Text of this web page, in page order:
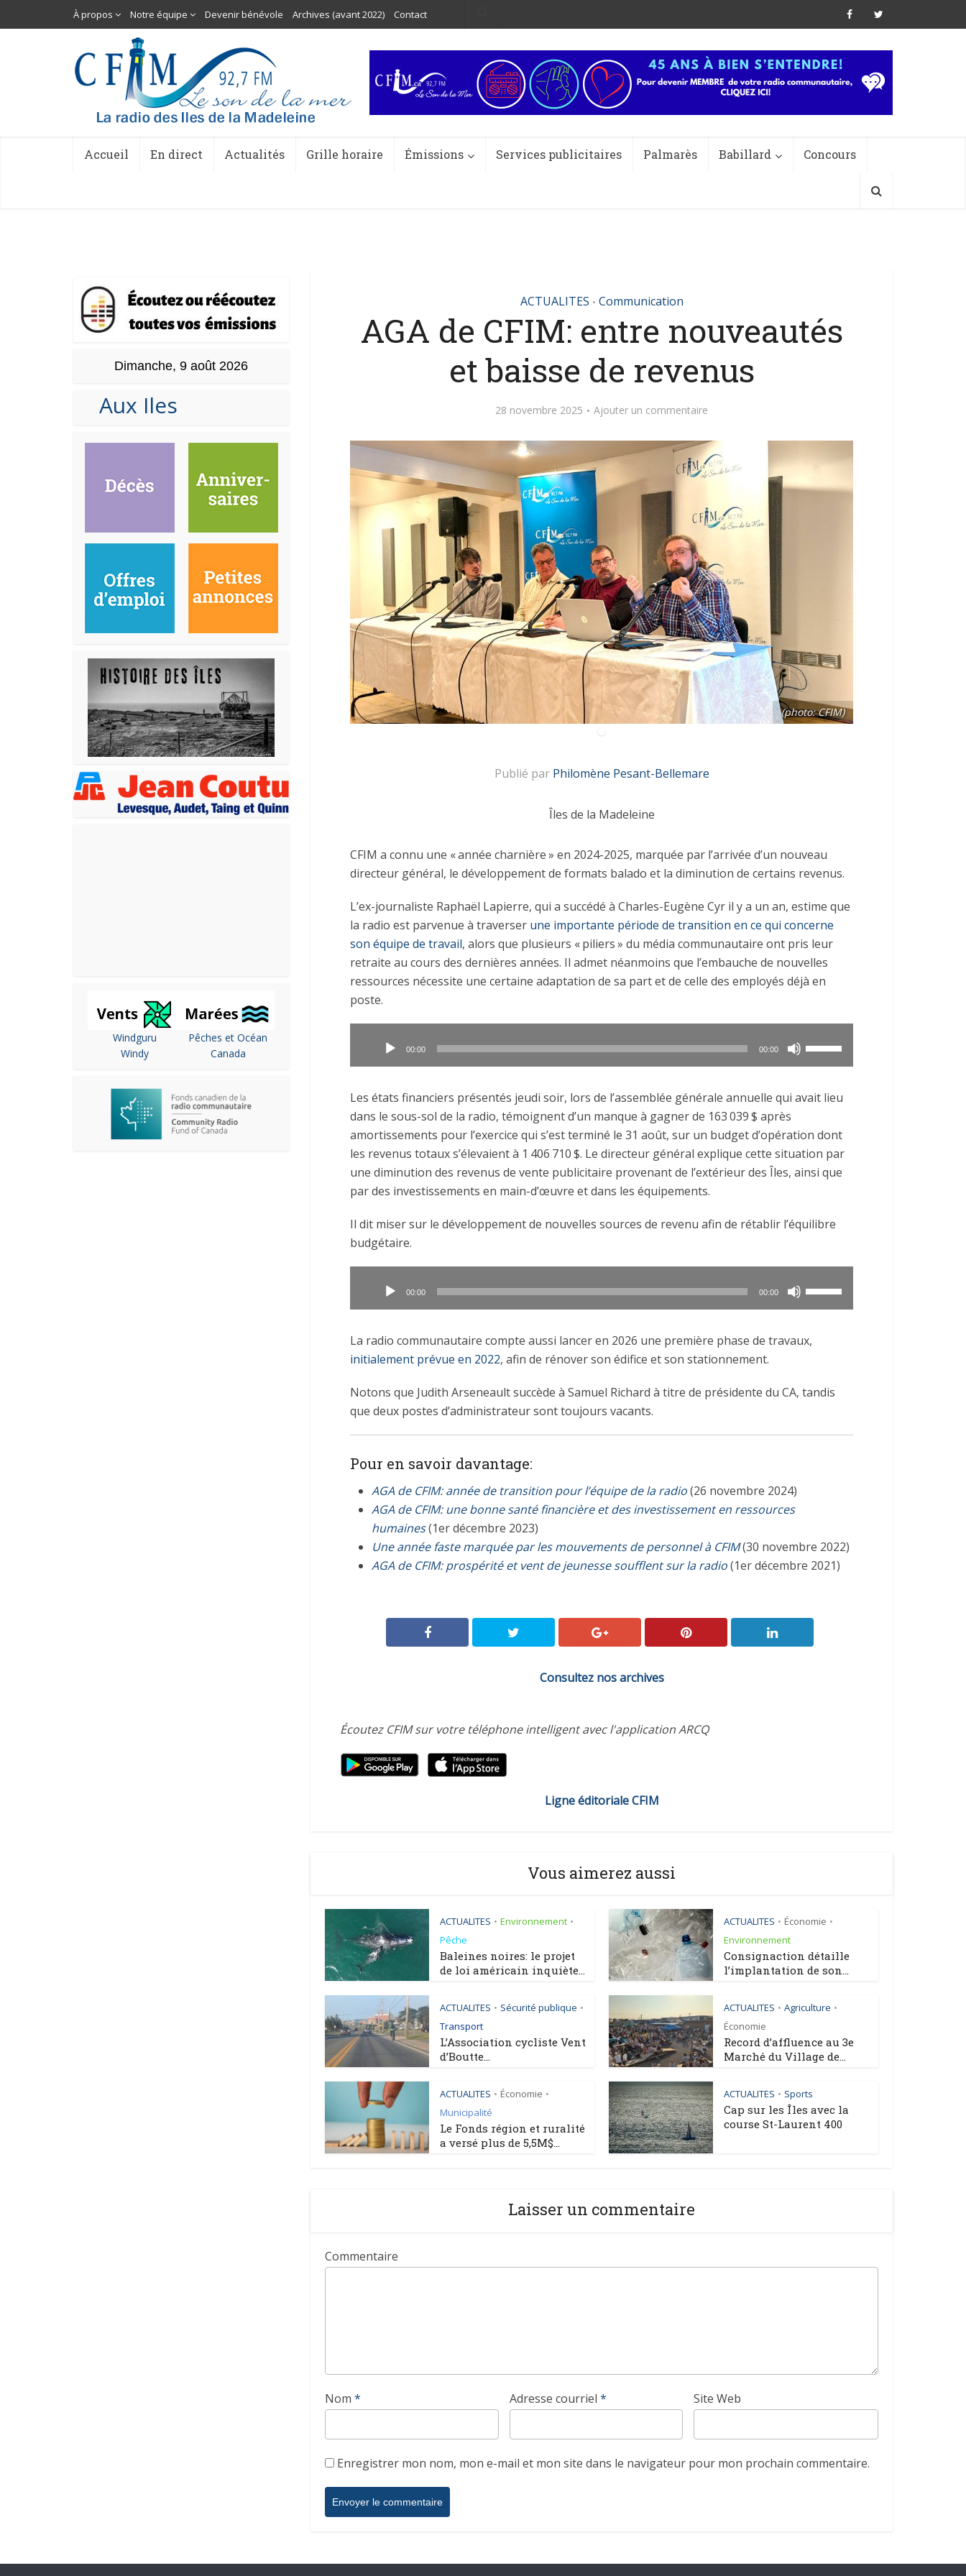
À propos Notre équipe Devenir bénévole Archives (avant 2022) Contact
Accueil En direct Actualités Grille horaire Émissions Services publicitaires Palmarès Babillard Concours
Dimanche, 9 août 2026
Aux Iles
Windguru
Windy
Pêches et Océan
Canada
ACTUALITES • Communication
AGA de CFIM: entre nouveautés
et baisse de revenus
28 novembre 2025 Ajouter un commentaire
(photo: CFIM)
Publié par Philomène Pesant-Bellemare
Îles de la Madeleine
CFIM a connu une «année charnière» en 2024-2025, marquée par l’arrivée d’un nouveau
directeur général, le développement de formats balado et la diminution de certains revenus.
L’ex-journaliste Raphaël Lapierre, qui a succédé à Charles-Eugène Cyr il y a un an, estime que
la radio est parvenue à traverser une importante période de transition en ce qui concerne
son équipe de travail, alors que plusieurs «piliers» du média communautaire ont pris leur
retraite au cours des dernières années. Il admet néanmoins que l’embauche de nouvelles
ressources nécessite une certaine adaptation de sa part et de celle des employés déjà en
poste.
00:00 00:00
haut/bas
augmenter
ou
diminuer
Les états financiers présentés jeudi soir, lors de l’assemblée générale annuelle qui avait lieu
dans le sous-sol de la radio, témoignent d’un manque à gagner de 163039$ après
amortissements pour l’exercice qui s’est terminé le 31 août, sur un budget d’opération dont
les revenus totaux s’élevaient à 1 406 710$. Le directeur général explique cette situation par
une diminution des revenus de vente publicitaire provenant de l’extérieur des Îles, ainsi que
par des investissements en main-d’œuvre et dans les équipements.
Il dit miser sur le développement de nouvelles sources de revenu afin de rétablir l’équilibre
budgétaire.
00:00 00:00
haut/bas
ou
le
La radio communautaire compte aussi lancer en 2026 une première phase de travaux,
initialement prévue en 2022, afin de rénover son édifice et son stationnement.
Notons que Judith Arseneault succède à Samuel Richard à titre de présidente du CA, tandis
que deux postes d’administrateur sont toujours vacants.
Pour en savoir davantage:
AGA de CFIM: année de transition pour l’équipe de la radio(26 novembre 2024)
AGA de CFIM: une bonne santé financière et des investissement en ressources
humaines(1er décembre 2023)
Une année faste marquée par les mouvements de personnel à CFIM(30 novembre 2022)
AGA de CFIM: prospérité et vent de jeunesse soufflent sur la radio(1er décembre 2021)
Consultez nos archives
Écoutez CFIM sur votre téléphone intelligent avec l'application ARCQ
Ligne éditoriale CFIM
Vous aimerez aussi
ACTUALITES • Environnement •
Pêche
Baleines noires: le projet
de loi américain inquiète...
ACTUALITES • Économie •
Environnement
Consignaction détaille
l’implantation de son...
ACTUALITES • Sécurité publique •
Transport
L’Association cycliste Vent
d’Boutte...
ACTUALITES • Agriculture •
Économie
Record d’affluence au 3e
Marché du Village de...
ACTUALITES • Économie •
Municipalité
Le Fonds région et ruralité
a versé plus de 5,5M$...
ACTUALITES • Sports
Cap sur les Îles avec la
course St-Laurent 400
Laisser un commentaire
Commentaire
Nom * Adresse courriel * Site Web
Enregistrer mon nom, mon e-mail et mon site dans le navigateur pour mon prochain commentaire.